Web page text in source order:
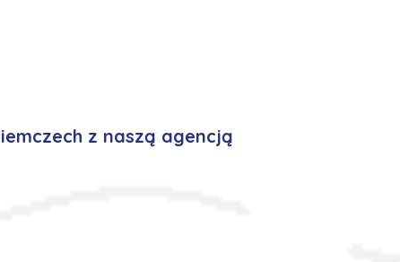
z naszą agencją